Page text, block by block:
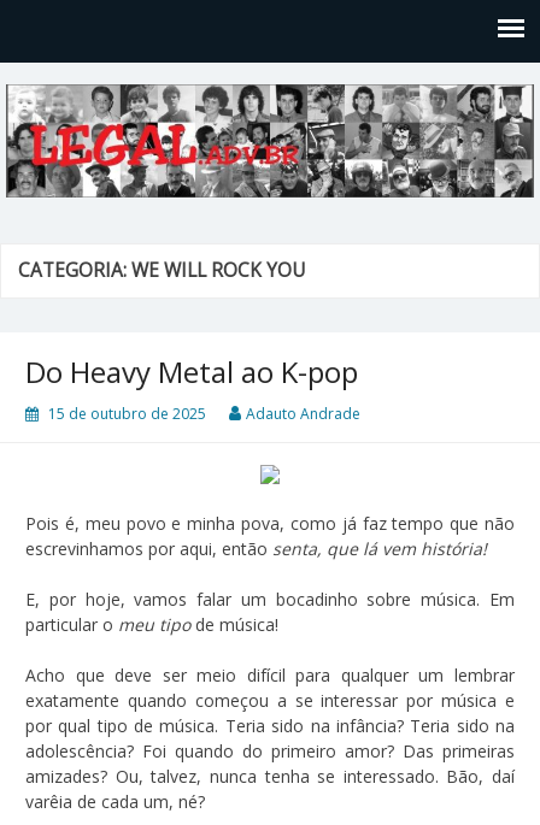
CATEGORIA: WE WILL ROCK YOU
Do Heavy Metal ao K-pop
15 de outubro de 2025 Adauto Andrade
Pois é, meu povo e minha pova, como já faz tempo que não
escrevinhamos por aqui, então senta, que lá vem história!
E, por hoje, vamos falar um bocadinho sobre música. Em
particular o meu tipode música!
Acho que deve ser meio difícil para qualquer um lembrar
exatamente quando começou a se interessar por música e
por qual tipo de música. Teria sido na infância? Teria sido na
adolescência? Foi quando do primeiro amor? Das primeiras
amizades? Ou, talvez, nunca tenha se interessado. Bão, daí
varêia de cada um, né?